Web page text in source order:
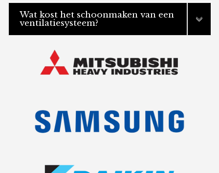
Wat kost het schoonmaken van een
ventilatiesysteem?